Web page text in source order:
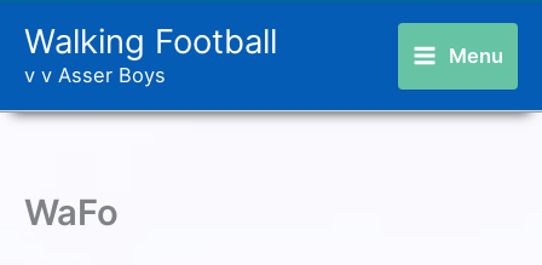
naar
inhoud
Walking Football
v v Asser Boys
Menu
WaFo